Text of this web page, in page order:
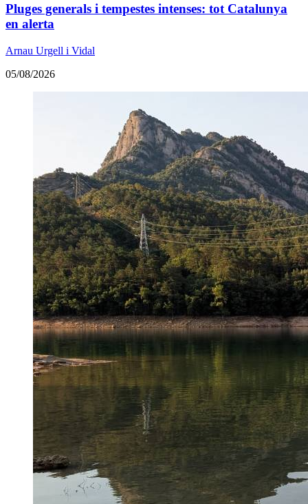
Pluges generals i tempestes intenses: tot Catalunya
en alerta
Arnau Urgell i Vidal
05/08/2026